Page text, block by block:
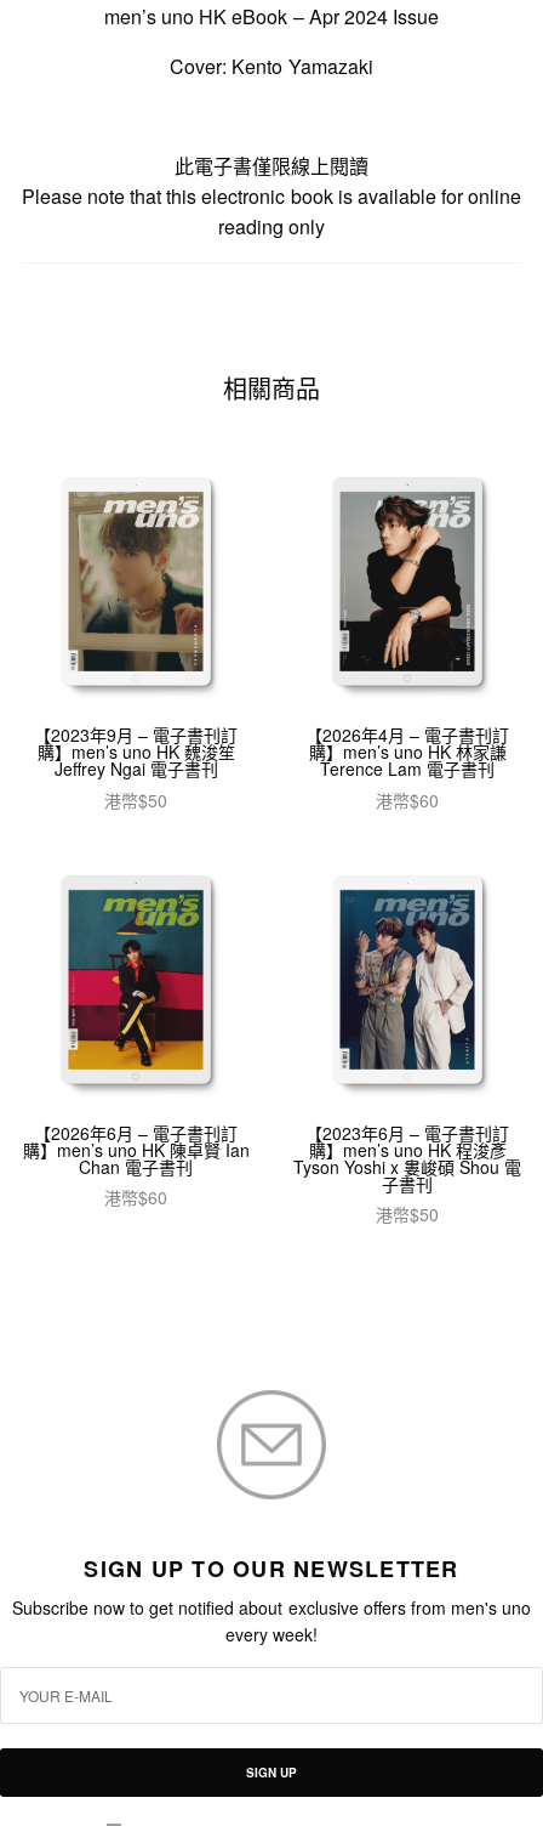
men’s uno HK eBook – Apr 2024 Issue
Cover: Kento Yamazaki
此電子書僅限線上閱讀
Please note that this electronic book is available for online
reading only
相關商品
【2023年9月 – 電子書刊訂
購】men’s uno HK 魏浚笙
Jeffrey Ngai 電子書刊
港幣$50
【2026年4月 – 電子書刊訂
購】men’s uno HK 林家謙
Terence Lam 電子書刊
港幣$60
【2026年6月 – 電子書刊訂
購】men’s uno HK 陳卓賢 Ian
Chan 電子書刊
港幣$60
【2023年6月 – 電子書刊訂
購】men’s uno HK 程浚彥
Tyson Yoshi x 婁峻碩 Shou 電
子書刊
港幣$50
SIGN UP TO OUR NEWSLETTER
Subscribe now to get notified about exclusive offers from men's uno
every week!
SIGN UP